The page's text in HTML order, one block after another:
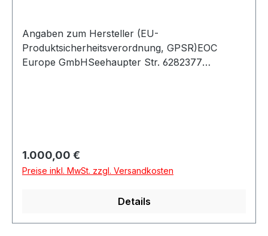
Angaben zum Hersteller (EU-
Produktsicherheitsverordnung, GPSR)EOC
Europe GmbHSeehaupter Str. 6282377
Regulärer Preis:
1.000,00 €
Preise inkl. MwSt. zzgl. Versandkosten
Details